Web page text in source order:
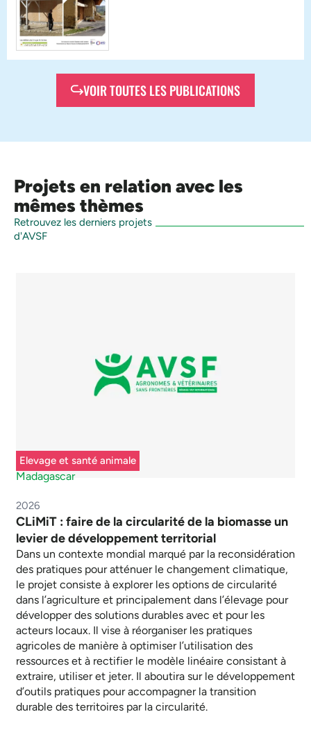
VOIR TOUTES LES PUBLICATIONS
Projets en relation avec les
mêmes thèmes
Retrouvez les derniers projets
d'AVSF
Elevage et santé animale
Madagascar
2026
CLiMiT : faire de la circularité de la biomasse un
levier de développement territorial
Dans un contexte mondial marqué par la reconsidération
des pratiques pour atténuer le changement climatique,
le projet consiste à explorer les options de circularité
dans l’agriculture et principalement dans l’élevage pour
développer des solutions durables avec et pour les
acteurs locaux. Il vise à réorganiser les pratiques
agricoles de manière à optimiser l’utilisation des
ressources et à rectifier le modèle linéaire consistant à
extraire, utiliser et jeter. Il aboutira sur le développement
d’outils pratiques pour accompagner la transition
durable des territoires par la circularité.